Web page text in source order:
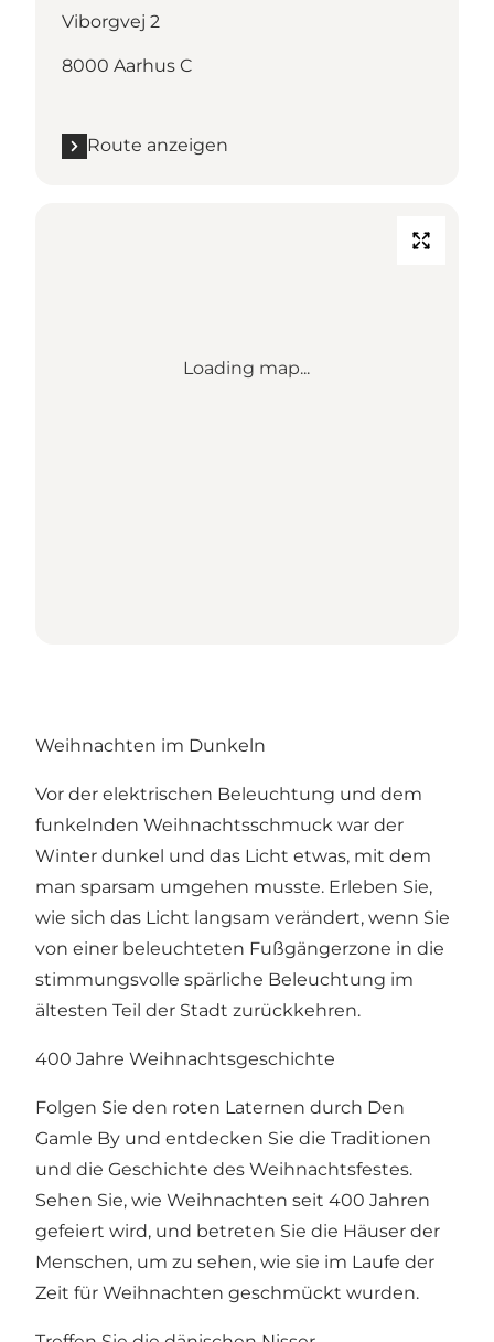
Viborgvej 2
8000 Aarhus C
Route anzeigen
Loading map...
Weihnachten im Dunkeln
Vor der elektrischen Beleuchtung und dem
funkelnden Weihnachtsschmuck war der
Winter dunkel und das Licht etwas, mit dem
man sparsam umgehen musste. Erleben Sie,
wie sich das Licht langsam verändert, wenn Sie
von einer beleuchteten Fußgängerzone in die
stimmungsvolle spärliche Beleuchtung im
ältesten Teil der Stadt zurückkehren.
400 Jahre Weihnachtsgeschichte
Folgen Sie den roten Laternen durch Den
Gamle By und entdecken Sie die Traditionen
und die Geschichte des Weihnachtsfestes.
Sehen Sie, wie Weihnachten seit 400 Jahren
gefeiert wird, und betreten Sie die Häuser der
Menschen, um zu sehen, wie sie im Laufe der
Zeit für Weihnachten geschmückt wurden.